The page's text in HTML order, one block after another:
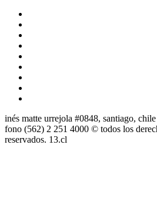
inés matte urrejola #0848, santiago, chile
fono (562) 2 251 4000 © todos los
reservados. 13.cl